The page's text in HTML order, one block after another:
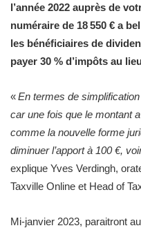
l’année 2022 auprès de
numéraire de 18 550 € a
les bénéficiaires de
payer 30 % d’impôts au
«En termes de
car une fois que le montant a
comme la nouvelle forme
diminuer l’apport à 100 €,
explique Yves Verdingh,
Taxville Online et Head of
Mi-janvier 2023, paraitront